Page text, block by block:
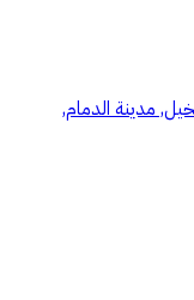
مدينة الدمام,